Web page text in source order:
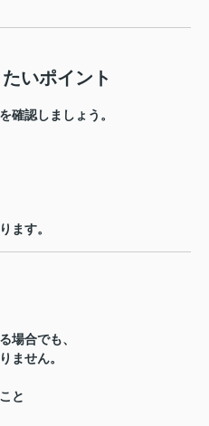
いポイント
確認しましょう。
ます。
場合でも、
ません。
と